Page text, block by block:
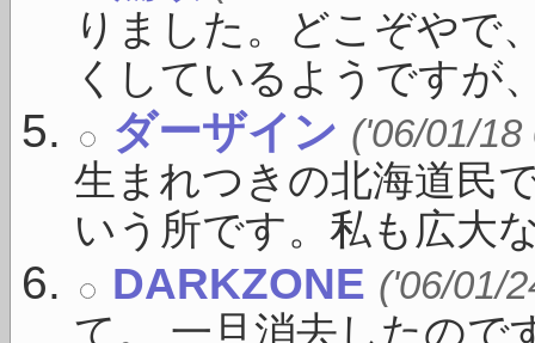
りました。どこぞやで
くしているようですが
ダーザイン ('06/01/18
生まれつきの北海道民
いう所です。私も広大
DARKZONE ('06/01/